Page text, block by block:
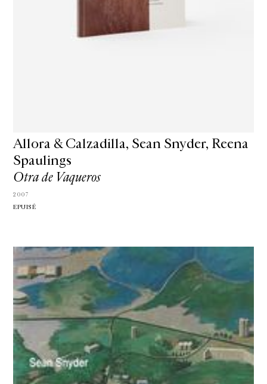
Allora & Calzadilla, Sean Snyder, Reena
Spaulings
Otra de Vaqueros
2007
EPUISÉ